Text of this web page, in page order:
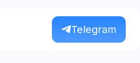
Telegram